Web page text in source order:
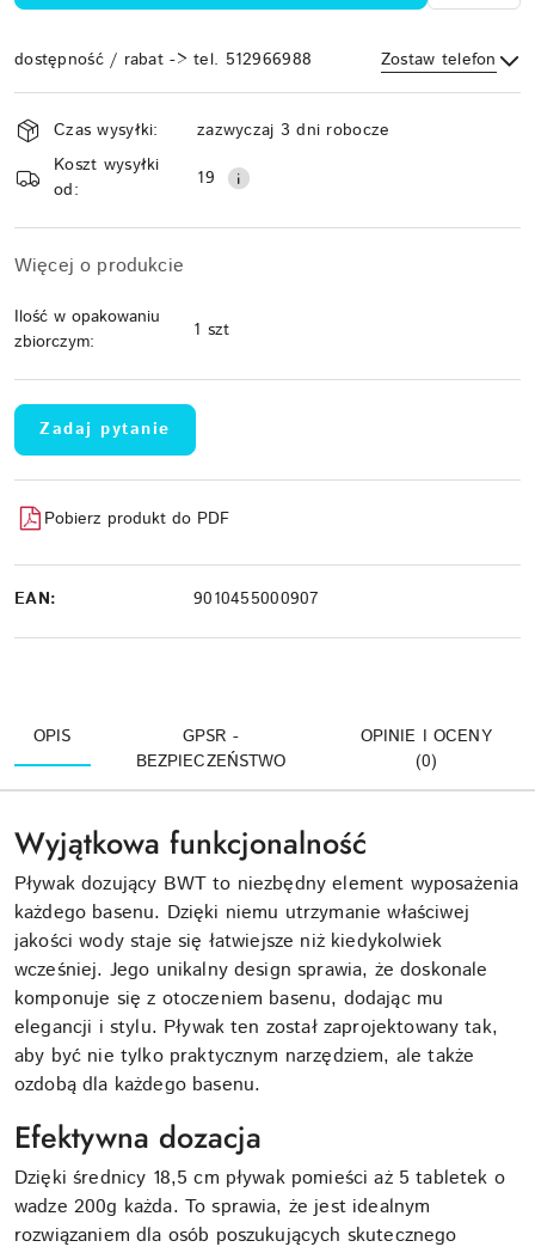
dostępność / rabat -> tel. 512966988 Zostaw telefon
Wyślij
Dostępność
i
dostawa
Czas wysyłki:
zazwyczaj 3 dni robocze
Koszt wysyłki
od:
19
Więcej o produkcie
Ilość w opakowaniu
zbiorczym:
1 szt
Zadaj pytanie
Pobierz produkt do PDF
EAN: 9010455000907
OPIS
GPSR -
BEZPIECZEŃSTWO
OPINIE I OCENY
(0)
Wyjątkowa funkcjonalność
Pływak dozujący BWT to niezbędny element wyposażenia
każdego basenu. Dzięki niemu utrzymanie właściwej
jakości wody staje się łatwiejsze niż kiedykolwiek
wcześniej. Jego unikalny design sprawia, że doskonale
komponuje się z otoczeniem basenu, dodając mu
elegancji i stylu. Pływak ten został zaprojektowany tak,
aby być nie tylko praktycznym narzędziem, ale także
ozdobą dla każdego basenu.
Efektywna dozacja
Dzięki średnicy 18,5 cm pływak pomieści aż 5 tabletek o
wadze 200g każda. To sprawia, że jest idealnym
rozwiązaniem dla osób poszukujących skutecznego